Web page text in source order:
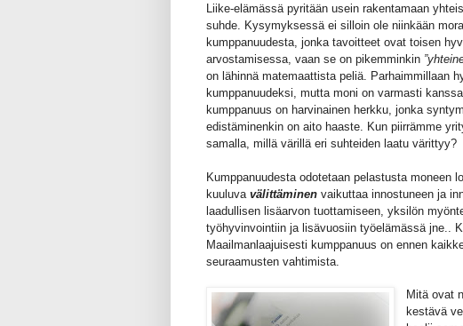
Liike-elämässä pyritään usein rakentamaan
suhde. Kysymyksessä ei silloin ole niinkään
kumppanuudesta, jonka tavoitteet ovat toisen
arvostamisessa, vaan se on pikemminkin
on lähinnä matemaattista peliä. Parhaimmillaan
kumppanuudeksi, mutta moni on varmasti
kumppanuus on harvinainen herkku, jonka
edistäminenkin on aito haaste. Kun piirrämme
samalla, millä värillä eri suhteiden laatu värittyy?
Kumppanuudesta odotetaan pelastusta moneen
kuuluva välittäminen vaikuttaa innostuneen ja
laadullisen lisäarvon tuottamiseen, yksilön
työhyvinvointiin ja lisävuosiin työelämässä jne..
Maailmanlaajuisesti kumppanuus on ennen
seuraamusten vahtimista.
Mitä ovat
kestävä